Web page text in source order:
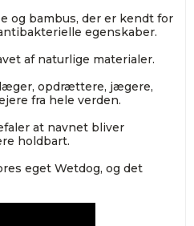
og bambus, der er kendt for
egenskaber.
af naturlige materialer.
opdrættere, jægere,
fra hele verden.
at navnet bliver
holdbart.
eget Wetdog, og det